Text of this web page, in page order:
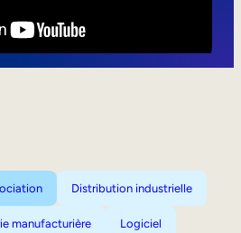
Distribution industrielle
manufacturière Logiciel